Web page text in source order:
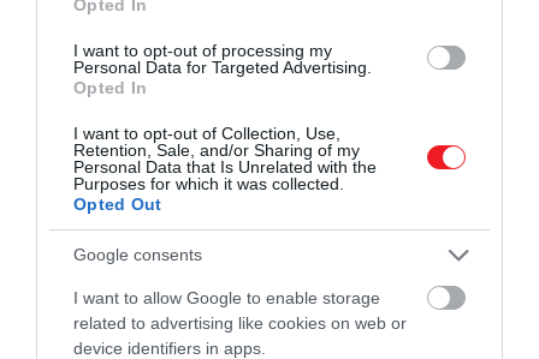
Opted In
I want to opt-out of processing my
Personal Data for Targeted Advertising.
Opted In
I want to opt-out of Collection, Use,
Retention, Sale, and/or Sharing of my
Personal Data that Is Unrelated with the
Purposes for which it was collected.
Opted Out
Google consents
I want to allow Google to enable storage
related to advertising like cookies on web or
device identifiers in apps.
Ehhez azonban nagyon
mérföldre a sarkoktól
fejtette kiLevy a Business Insidernek.
Mi van akkor, ha a Föld napok vagy
hetek alatt lassulna le?